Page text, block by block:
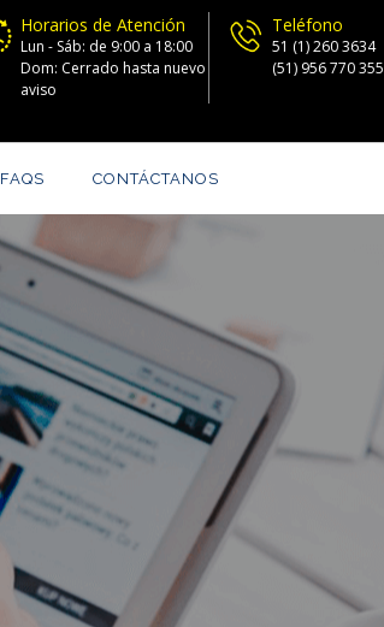
Horarios de Atención
Lun - Sáb: de 9:00 a 18:00
Dom: Cerrado hasta nuevo
aviso
Teléfono
51 (1) 260 3634
(51) 956 770 355
FAQS CONTÁCTANOS